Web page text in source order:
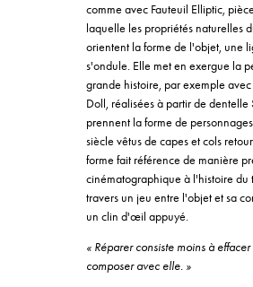
comme avec Fauteuil Elliptic,
laquelle les propriétés naturelles
orientent la forme de l'objet, une
s'ondule. Elle met en exergue la
grande histoire, par exemple
Doll, réalisées à partir de dentelle
prennent la forme de
siècle vêtus de capes et cols
forme fait référence de manière
cinématographique à l'histoire du
travers un jeu entre l'objet et sa
un clin d'œil appuyé.
« Réparer consiste moins à
composer avec elle. »